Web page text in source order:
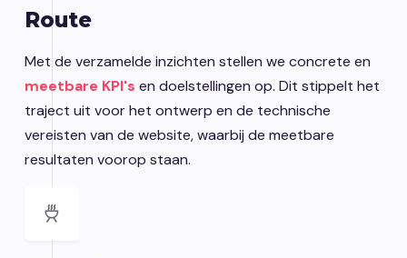
Route
Met de verzamelde inzichten stellen we concrete en
meetbare KPI's en doelstellingen op. Dit stippelt het
traject uit voor het ontwerp en de technische
vereisten van de website, waarbij de meetbare
resultaten voorop staan.